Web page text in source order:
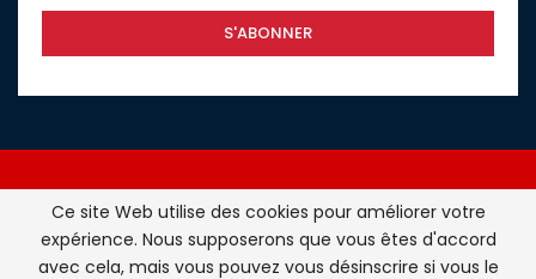
Atlasinfo.fr : l'essentiel de l'actualité de la France et du
Maghreb © Tous Droits Réservés - Atlasinfo- 2026
Ce site Web utilise des cookies pour améliorer votre
expérience. Nous supposerons que vous êtes d'accord
avec cela, mais vous pouvez vous désinscrire si vous le